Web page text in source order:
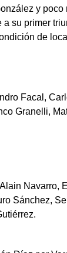
y
a su primer
de
Facal,
Granelli,
Navarro,
Sánchez,